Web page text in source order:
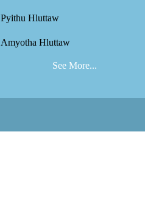
Pyithu Hluttaw
Amyotha Hluttaw
See More...